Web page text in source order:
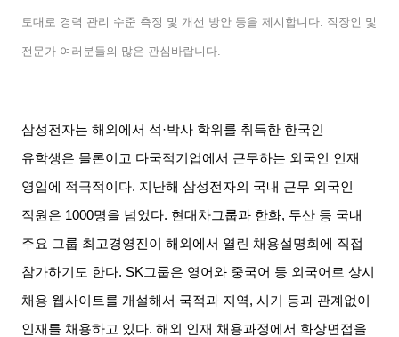
토대로 경력 관리 수준 측정 및 개선 방안 등을 제시합니다 직장인 및
전문가 여러분들의 많은 관심바랍니다
삼성전자는 해외에서 석·박사 학위를 취득한 한국인
유학생은 물론이고 다국적기업에서 근무하는 외국인 인재
영입에 적극적이다. 지난해 삼성전자의 국내 근무 외국인
직원은 1000명을 넘었다. 현대차그룹과 한화, 두산 등 국내
주요 그룹 최고경영진이 해외에서 열린 채용설명회에 직접
참가하기도 한다. SK그룹은 영어와 중국어 등 외국어로 상시
채용 웹사이트를 개설해서 국적과 지역,시기 등과 관계없이
인재를 채용하고 있다.해외 인재 채용과정에서 화상면접을